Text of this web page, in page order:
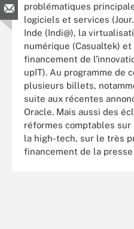
problématiques
logiciels et services
Inde (Indi@), la
numérique (Casualtek)
financement de
upIT). Au programme de
plusieurs billets,
suite aux récentes
Oracle. Mais aussi des
réformes comptables
la high-tech, sur le très
financement de la